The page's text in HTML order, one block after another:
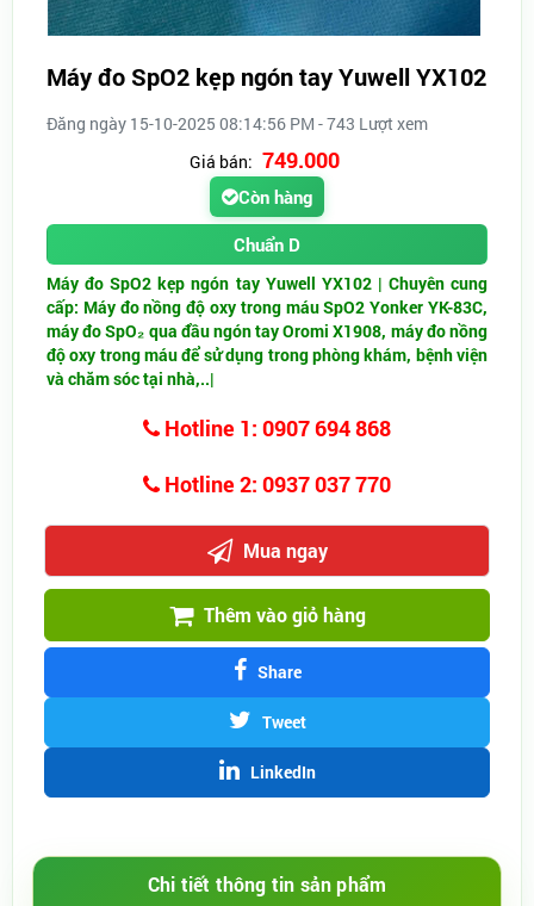
Máy đo SpO2 kẹp ngón tay Yuwell YX102
Đăng ngày 15-10-2025 08:14:56 PM - 743 Lượt xem
Giá bán: 749.000
Còn hàng
Chuẩn D
Máy đo SpO2 kẹp ngón tay Yuwell YX102 | Chuyên cung
cấp: Máy đo nồng độ oxy trong máu SpO2 Yonker YK-83C,
máy đo SpO₂ qua đầu ngón tay Oromi X1908, máy đo nồng
độ oxy trong máu để sử dụng trong phòng khám, bệnh viện
và chăm sóc tại nhà,..|
Hotline 1: 0907 694 868
Hotline 2: 0937 037 770
Mua ngay
Thêm vào giỏ hàng
Share
Tweet
LinkedIn
Chi tiết thông tin sản phẩm